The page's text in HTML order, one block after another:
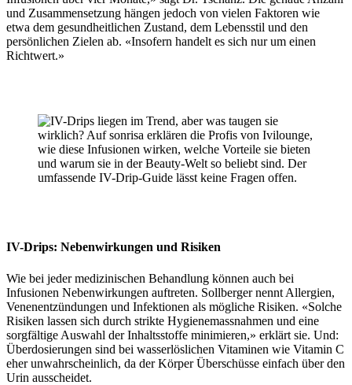
und Zusammensetzung hängen jedoch von vielen Faktoren wie
etwa dem gesundheitlichen Zustand, dem Lebensstil und den
persönlichen Zielen ab. «Insofern handelt es sich nur um einen
Richtwert.»
IV-Drips: Nebenwirkungen und Risiken
Wie bei jeder medizinischen Behandlung können auch bei
Infusionen Nebenwirkungen auftreten. Sollberger nennt Allergien,
Venenentzündungen und Infektionen als mögliche Risiken. «Solche
Risiken lassen sich durch strikte Hygienemassnahmen und eine
sorgfältige Auswahl der Inhaltsstoffe minimieren,» erklärt sie. Und:
Überdosierungen sind bei wasserlöslichen Vitaminen wie Vitamin C
eher unwahrscheinlich, da der Körper Überschüsse einfach über den
Urin ausscheidet.